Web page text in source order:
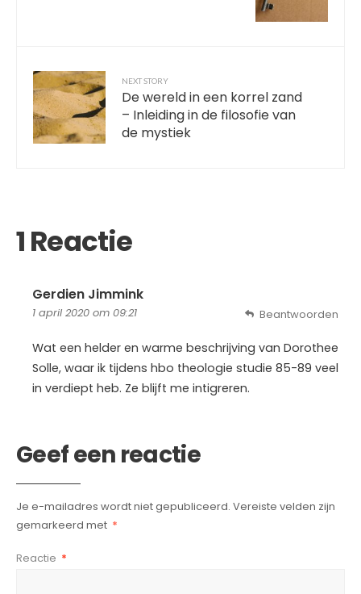
NEXT STORY
De wereld in een korrel zand
– Inleiding in de filosofie van
de mystiek
1 Reactie
Gerdien Jimmink
1 april 2020 om 09:21
Wat een helder en warme beschrijving van Dorothee
Solle, waar ik tijdens hbo theologie studie 85-89 veel
in verdiept heb. Ze blijft me intigreren.
Beantwoorden
Geef een reactie
Je e-mailadres wordt niet gepubliceerd. Vereiste velden zijn
gemarkeerd met *
Reactie *